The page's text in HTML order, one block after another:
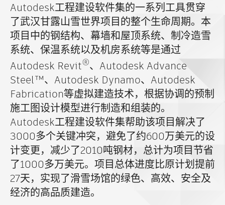
Autodesk工程建设软件集的一系列工具贯穿
了武汉甘露山雪世界项目的整个生命周期。本
项目中的钢结构、幕墙和屋顶系统、制冷造雪
系统、保温系统以及机房系统等是通过
Autodesk Revit®、Autodesk Advance
Steel™、Autodesk Dynamo、Autodesk
Fabrication等虚拟建造技术，根据协调的预制
施工图设计模型进行制造和组装的。
Autodesk工程建设软件集帮助该项目解决了
3000多个关键冲突，避免了约600万美元的设
计变更，减少了2010吨钢材，总计为项目节省
了1000多万美元。项目总体进度比原计划提前
27天，实现了滑雪场馆的绿色、高效、安全及
经济的高品质建造。